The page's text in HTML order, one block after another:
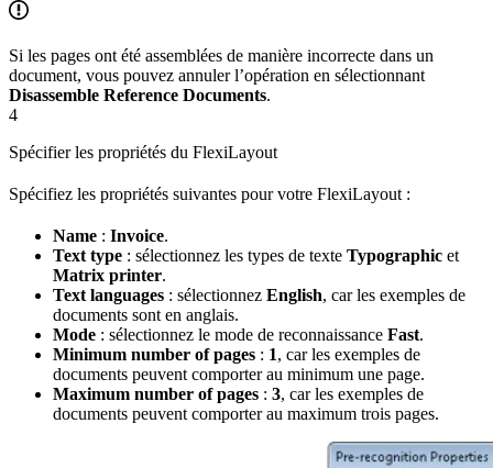
Si les pages ont été assemblées de manière incorrecte dans un
document, vous pouvez annuler l’opération en sélectionnant
Disassemble Reference Documents.
4
Spécifier les propriétés du FlexiLayout
Spécifiez les propriétés suivantes pour votre FlexiLayout :
Name : Invoice.
Text type : sélectionnez les types de texte Typographic et
Matrix printer.
Text languages : sélectionnez English, car les exemples de
documents sont en anglais.
Mode : sélectionnez le mode de reconnaissance Fast.
Minimum number of pages : 1, car les exemples de
documents peuvent comporter au minimum une page.
Maximum number of pages : 3, car les exemples de
documents peuvent comporter au maximum trois pages.